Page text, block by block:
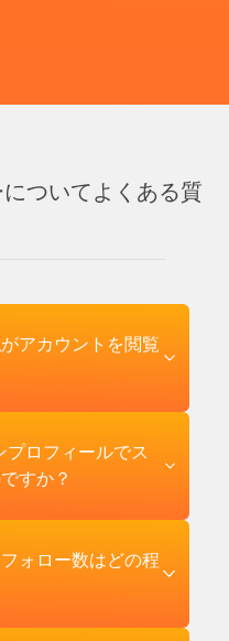
ついてよくある質
アカウントを閲覧
フィード、または
して「あなたのプ
、Picukiのようなサ
じて表示する場合
プロフィールでス
すか？
アカウント作成を
ールブロックを導
ォロー数はどの程